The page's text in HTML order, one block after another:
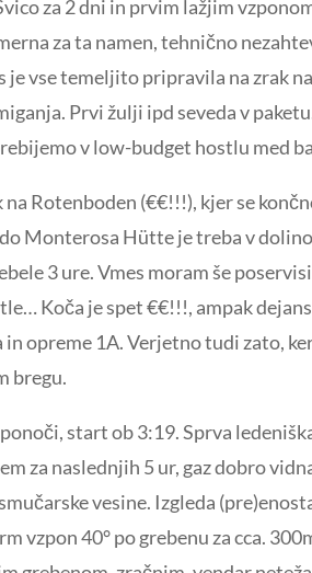
za 2 dni in prvim lažjim
za ta namen, tehnično
je vse temeljito pripravila na zrak
Prvi žulji ipd seveda v
v low-budget hostlu med
Rotenboden (€€!!!), kjer se
Monterosa Hütte je treba v
3 ure. Vmes moram še
Koča je spet €€!!!, ampak
in opreme 1A. Verjetno tudi zato,
bregu.
start ob 3:19. Sprva
za naslednjih 5 ur, gaz dobro
vesine. Izgleda
vzpon 40° po grebenu za cca.